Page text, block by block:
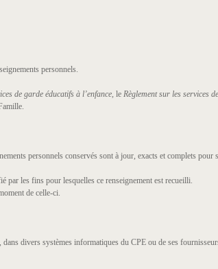
personnels.
de garde éducatifs à l’enfance, le Règlement sur les services
personnels conservés sont à jour, exacts et complets
par les fins pour lesquelles ce renseignement est recueilli.
de celle-ci.
divers systèmes informatiques du CPE ou de ses